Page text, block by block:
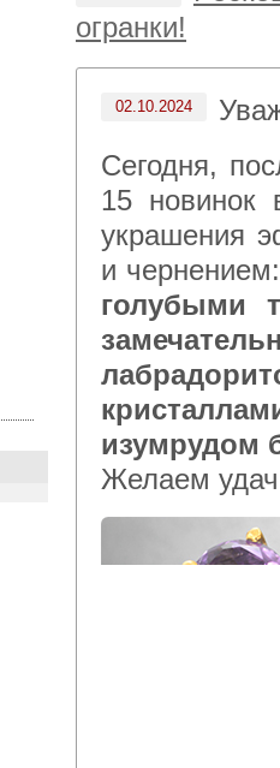
огранки!
02.10.2024
Сегодня, после 15:00 по московскому времени, для Вас —
15 новинок
украшения
и
голубыми
изумрудом
Желаем